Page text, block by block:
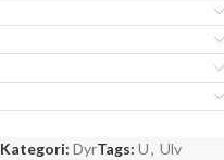
Kategori: DyrTags: U, Ulv